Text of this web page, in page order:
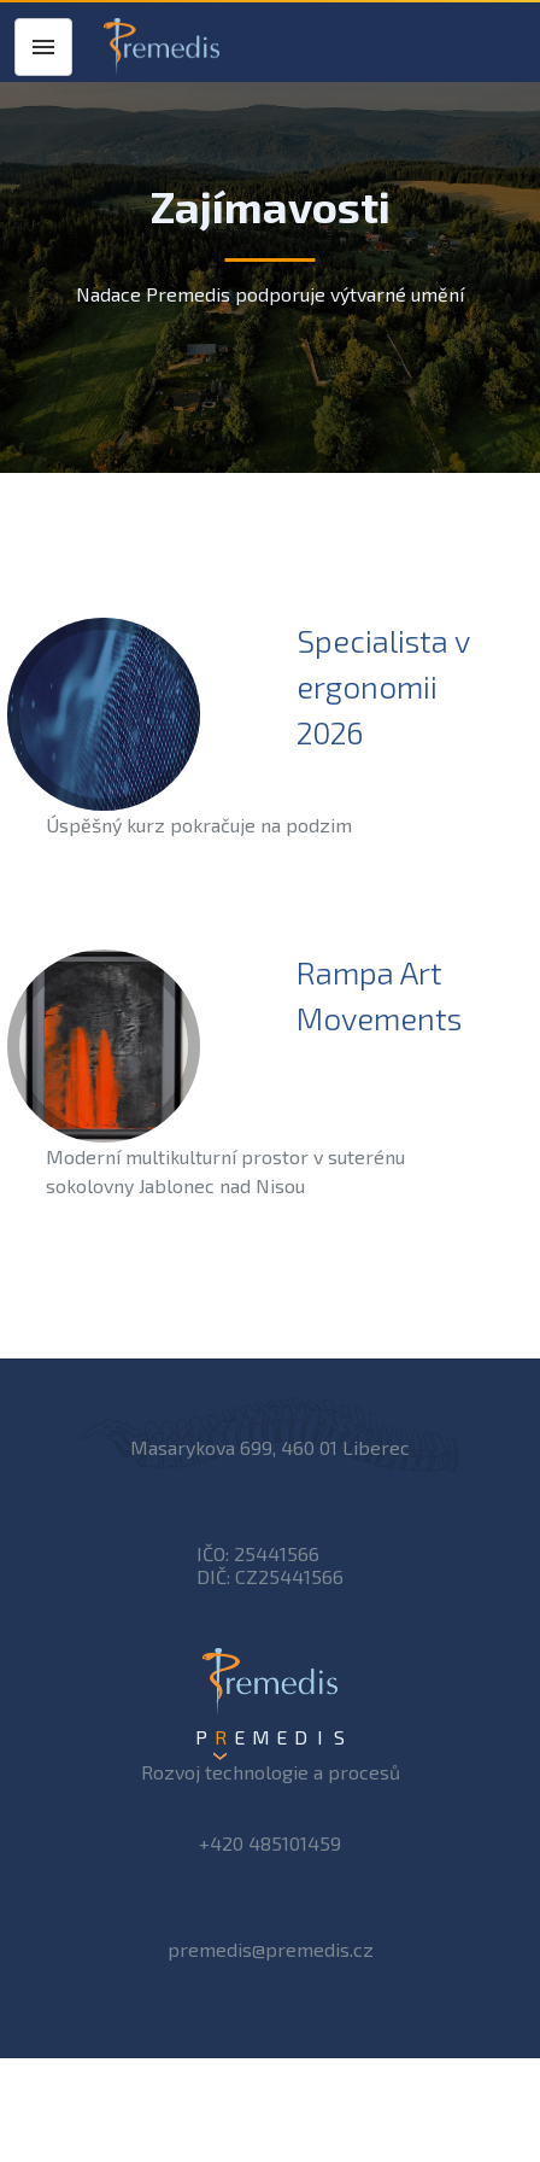
Zajímavosti
Nadace Premedis podporuje výtvarné umění
Specialista v
ergonomii
2026
Úspěšný kurz pokračuje na podzim
Rampa Art
Movements
Moderní multikulturní prostor v suterénu
sokolovny Jablonec nad Nisou
Masarykova 699, 460 01 Liberec
IČO: 25441566
DIČ: CZ25441566
P R E M E D I S
Rozvoj technologie a procesů
+420 485101459
premedis@premedis.cz